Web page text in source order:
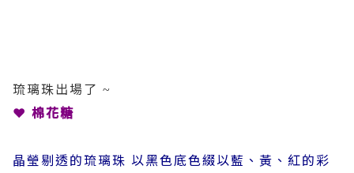
琉璃珠出場了 ~
❤ 棉花糖
晶瑩剔透的琉璃珠 以黑色底色綴以藍、黃、紅的彩